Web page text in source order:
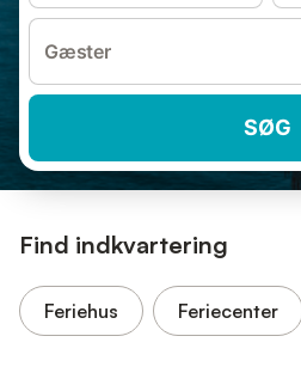
Gæster
SØG
Find indkvartering
Feriehus Feriecenter